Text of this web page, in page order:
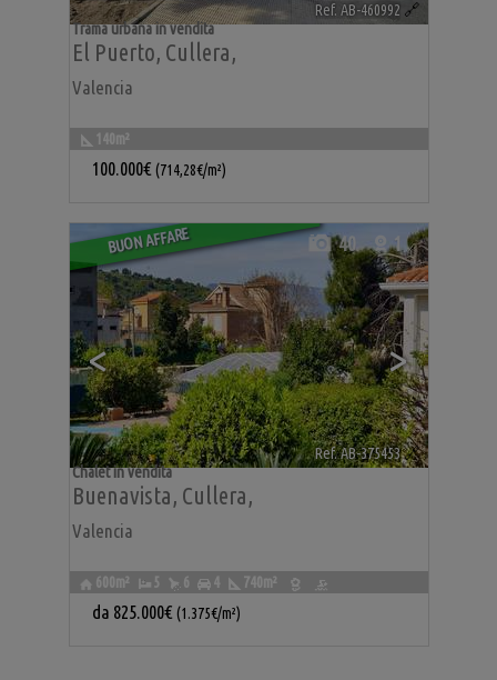
Ref. AB-460992 🔗
El Puerto, Cullera,
Valencia
Trama urbana in vendita
140m²
100.000€ (714,28€/m²)
BUON AFFARE
< >
40 1
Ref. AB-375453🔗
Buenavista, Cullera,
Valencia
Chalet in vendita
600m² 5 6 4 740m²
da 825.000€ (1.375€/m²)